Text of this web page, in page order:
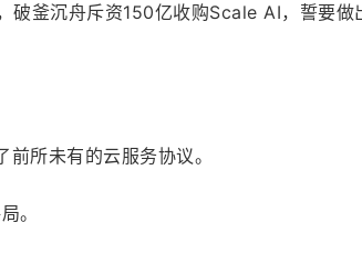
破釜沉舟斥资150亿收购Scale AI，誓要做
所未有的云服务协议。
。